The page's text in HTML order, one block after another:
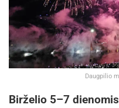
Daugpilio
Birželio 5–7